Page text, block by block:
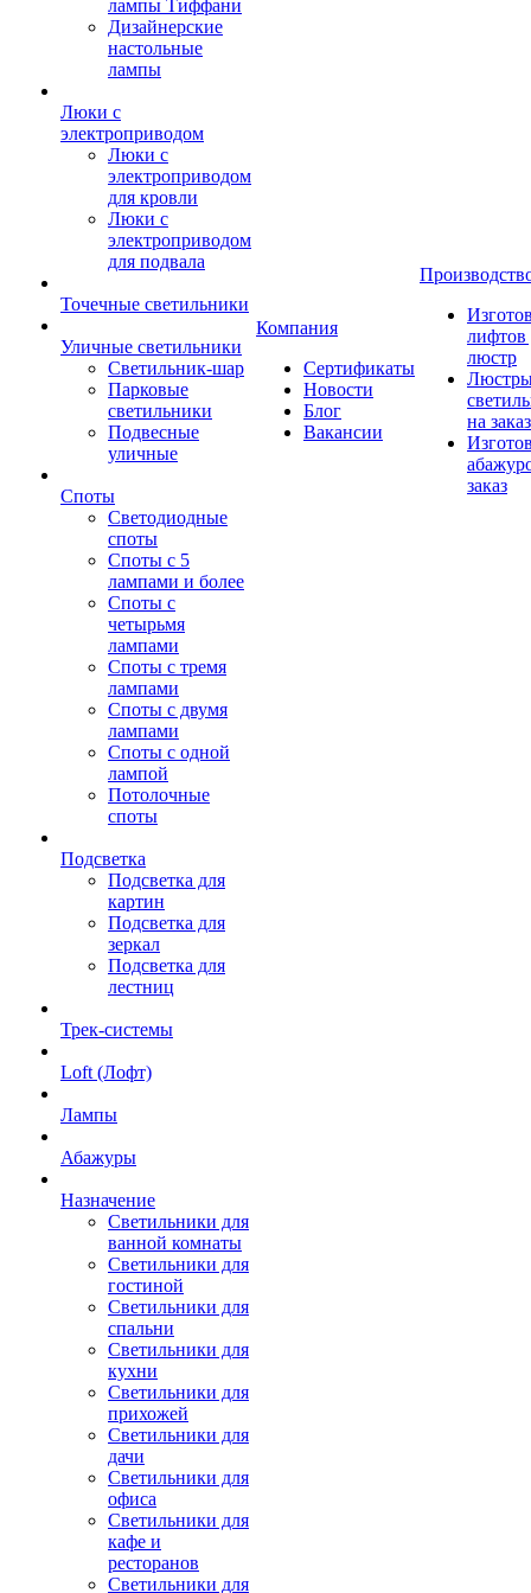
лампы Тиффани
Дизайнерские
настольные
лампы
Люки с
электроприводом
Люки с
электроприводом
для кровли
Люки с
электроприводом
для подвала
Точечные светильники
Уличные светильники
Светильник-шар
Парковые
светильники
Подвесные
уличные
Споты
Светодиодные
споты
Споты с 5
лампами и более
Споты с
четырьмя
лампами
Споты с тремя
лампами
Споты с двумя
лампами
Споты с одной
лампой
Потолочные
споты
Подсветка
Подсветка для
картин
Подсветка для
зеркал
Подсветка для
лестниц
Трек-системы
Loft (Лофт)
Лампы
Абажуры
Назначение
Светильники для
ванной комнаты
Светильники для
гостиной
Светильники для
спальни
Светильники для
кухни
Светильники для
прихожей
Светильники для
дачи
Светильники для
офиса
Светильники для
кафе и
ресторанов
Светильники для
Компания
Сертификаты
Новости
Блог
Вакансии
лифтов
люстр
на заказ
заказ